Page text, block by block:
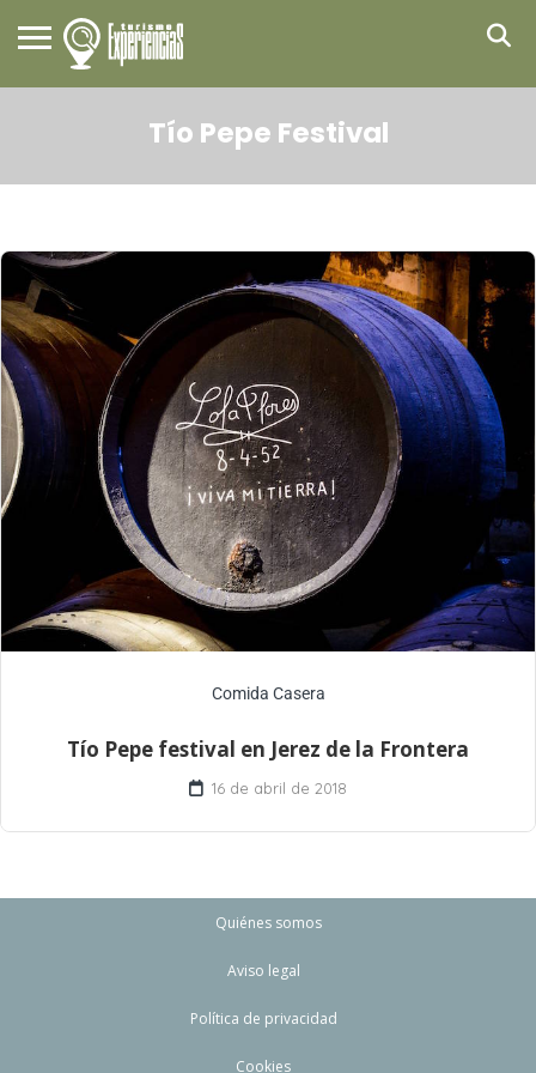
Tío Pepe Festival
Comida Casera
Tío Pepe festival en Jerez de la Frontera
16 de abril de 2018
Quiénes somos
Aviso legal
Política de privacidad
Cookies